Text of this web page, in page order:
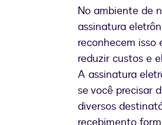
No ambiente de
assinatura
reconhecem
reduzir custos e
A assinatura
se você precisar
diversos